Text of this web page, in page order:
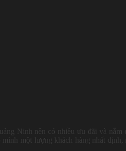
Ninh nên có nhiều ưu đãi và nắm
một lượng khách hàng nhất định,